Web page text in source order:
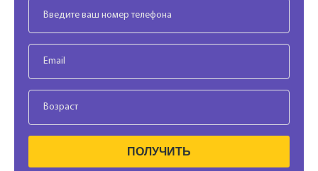
ПОЛУЧИТЬ